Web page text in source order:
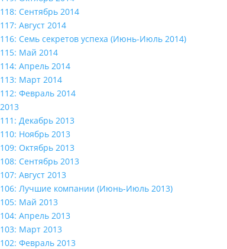
118: Сентябрь 2014
117: Август 2014
116: Семь секретов успеха (Июнь-Июль 2014)
115: Май 2014
114: Апрель 2014
113: Март 2014
112: Февраль 2014
2013
111: Декабрь 2013
110: Ноябрь 2013
109: Октябрь 2013
108: Сентябрь 2013
107: Август 2013
106: Лучшие компании (Июнь-Июль 2013)
105: Май 2013
104: Апрель 2013
103: Март 2013
102: Февраль 2013